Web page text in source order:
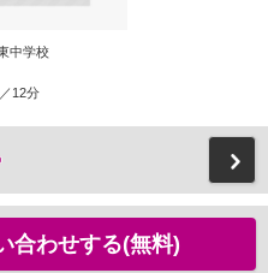
中学校
12分
合わせする(無料)